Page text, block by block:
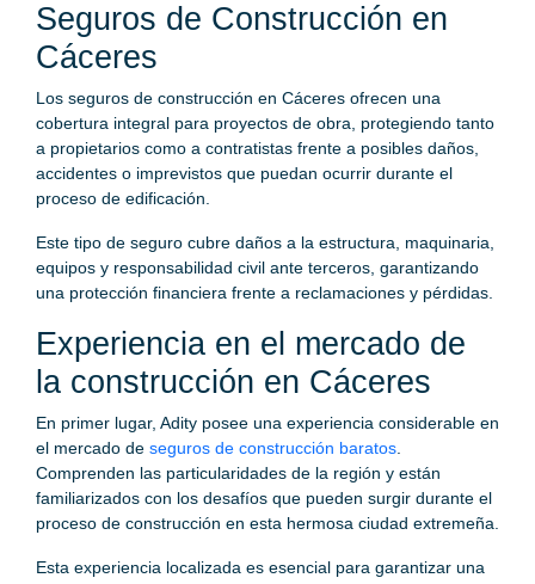
Seguros de Construcción en
Cáceres
Los seguros de construcción en Cáceres ofrecen una
cobertura integral para proyectos de obra, protegiendo tanto
a propietarios como a contratistas frente a posibles daños,
accidentes o imprevistos que puedan ocurrir durante el
proceso de edificación.
Este tipo de seguro cubre daños a la estructura, maquinaria,
equipos y responsabilidad civil ante terceros, garantizando
una protección financiera frente a reclamaciones y pérdidas.
Experiencia en el mercado de
la construcción en Cáceres
En primer lugar, Adity posee una experiencia considerable en
el mercado de seguros de construcción baratos
Comprenden las particularidades de la región y están
familiarizados con los desafíos que pueden surgir durante el
proceso de construcción en esta hermosa ciudad extremeña.
Esta experiencia localizada es esencial para garantizar una